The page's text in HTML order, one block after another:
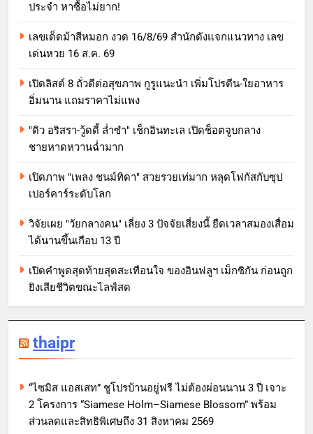
ประจำ หาซื้อไม่ยาก!
เลขเด็ดม้าสีหมอก งวด 16/8/69 สำนักดังแจกแนวทาง เลข
เด่นหวย 16 ส.ค. 69
เปิดลิสต์ 8 ถั่วดีต่อสุขภาพ กูรูแนะนำ เพิ่มโปรตีน-ใยอาหาร
อิ่มนาน แถมราคาไม่แพง
"ดิว อริสรา-วู้ดดี้ ล่ำซำ" เช็กอินทะเล เปิดช็อตจูบกลาง
ชายหาดหวานฉ่ำมาก
เปิดภาพ "เพลง ชนม์ทิดา" สวยรวยเท่มาก หลุดโฟกัสกับซุป
เปอร์คาร์ระดับโลก
วิจัยเผย "วัยกลางคน" เลี่ยง 3 ปัจจัยเสี่ยงนี้ ยืดเวลาสมองเสื่อม
ได้นานขึ้นเกือบ 13 ปี
เปิดคำพูดสุดท้ายสุดสะเทือนใจ ของอินฟลูฯ เม็กซิกัน ก่อนถูก
ยิงเสียชีวิตขณะไลฟ์สด
thaipr
“ไซมิส แอสเสท” ชูโปรบ้านอยู่ฟรี ไม่ต้องผ่อนนาน 3 ปี เจาะ
2 โครงการ “Siamese Holm–Siamese Blossom” พร้อม
ส่วนลดและสิทธิพิเศษถึง 31 สิงหาคม 2569